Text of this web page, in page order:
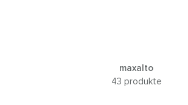
maxalto
43 produkte